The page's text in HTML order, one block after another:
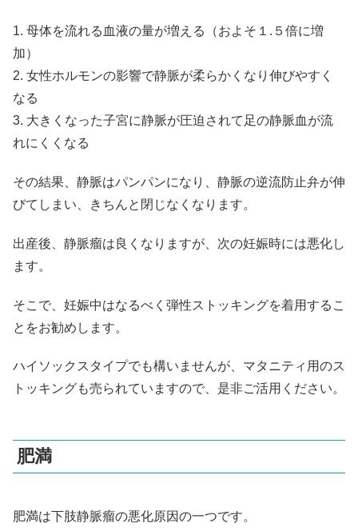
1. 母体を流れる血液の量が増える（およそ１.５倍に増
加）
2. 女性ホルモンの影響で静脈が柔らかくなり伸びやすく
なる
3. 大きくなった子宮に静脈が圧迫されて足の静脈血が流
れにくくなる
その結果、静脈はパンパンになり、静脈の逆流防止弁が伸
びてしまい、きちんと閉じなくなります。
出産後、静脈瘤は良くなりますが、次の妊娠時には悪化し
ます。
そこで、妊娠中はなるべく 弾性ストッキングを着用するこ
とをお勧めします。
ハイソックスタイプでも構いませんが、マタニティ用のス
トッキングも売られていますので、是非ご活用ください。
肥満
肥満は下肢静脈瘤の悪化原因の一つです。